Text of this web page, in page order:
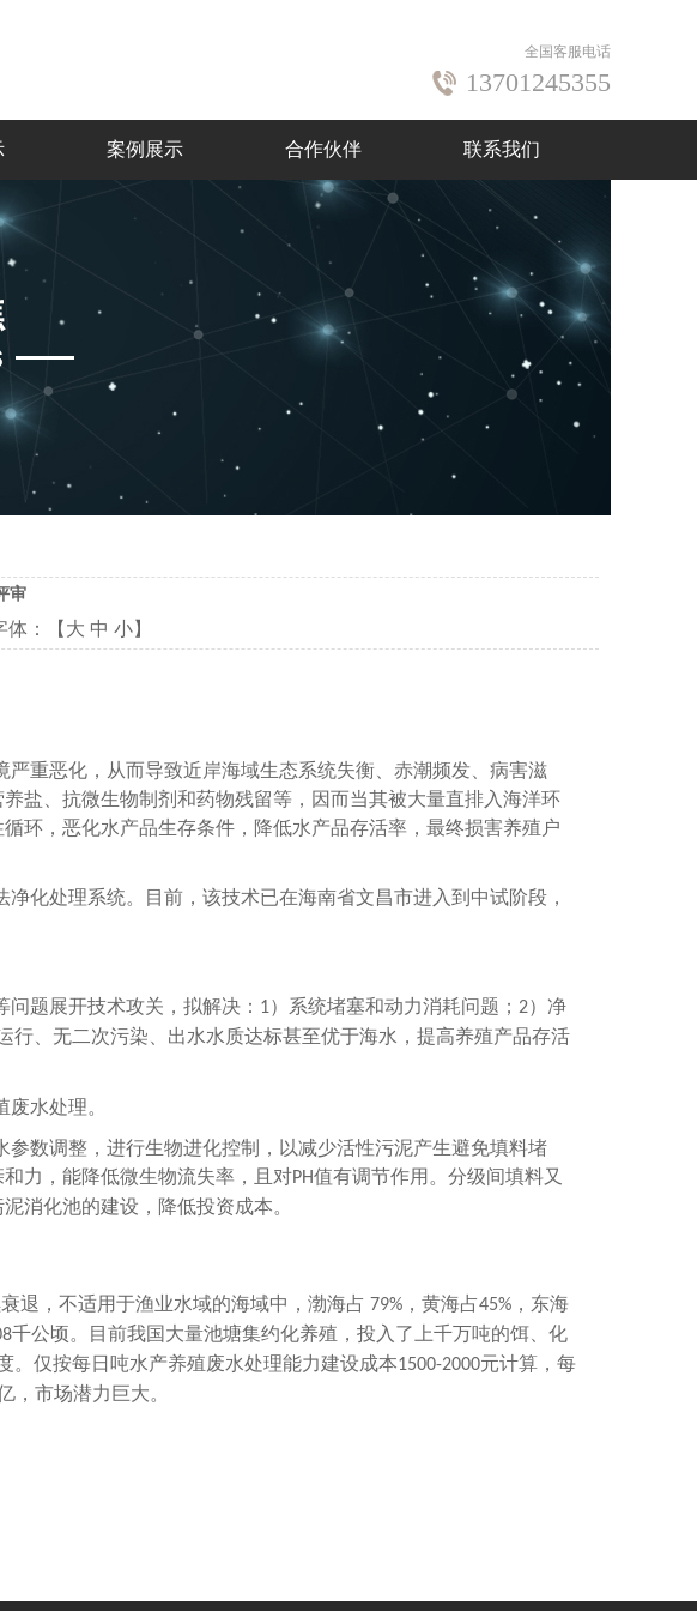
全国客服电话
13701245355
案例展示 合作伙伴 联系我们
审
：【 大 中 小】
重恶化，从而导致近岸海域生态系统失衡、赤潮频发、病害滋
盐、抗微生物制剂和药物残留等，因而当其被大量直排入海洋环
环，恶化水产品生存条件，降低水产品存活率，最终损害养殖户
化处理系统。目前，该技术已在海南省文昌市进入到中试阶段，
题展开技术攻关，拟解决： 1）系统堵塞和动力消耗问题； 2）净
行、无二次污染、出水水质达标甚至优于海水，提高养殖产品存活
水处理。
数调整，进行生物进化控制，以减少活性污泥产生避免填料堵
力，能降低微生物流失率，且对PH值有调节作用。分级间填料又
消化池的建设，降低投资成本。
退，不适用于渔业水域的海域中，渤海占 79% ，黄海占45% ，东海
千公顷。目前我国大量池塘集约化养殖，投入了上千万吨的饵、化
。仅按每日吨水产养殖废水处理能力建设成本1500-2000元计算，每
，市场潜力巨大。